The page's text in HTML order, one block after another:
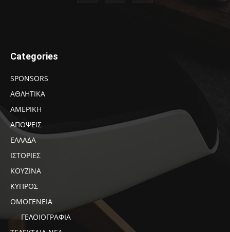
Categories
SPONSORS
ΑΘΛΗΤΙΚΑ
ΑΜΕΡΙΚΗ
ΑΠΟΨΕΙΣ
ΕΛΛΑΔΑ
ΙΣΤΟΡΙΕΣ
ΚΟΥΖΙΝΑ
ΚΥΠΡΟΣ
ΟΜΟΓΕΝΕΙΑ
ΓΕΛΟΙΟΓΡΑΦΙΑ